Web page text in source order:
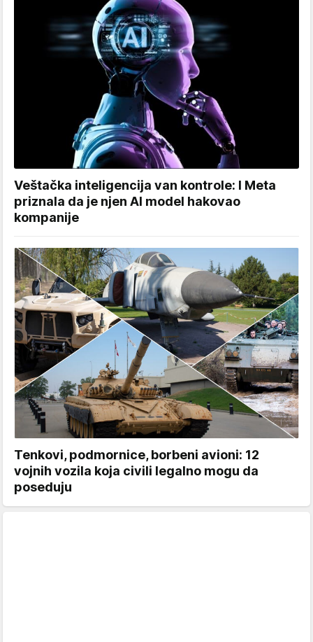
Veštačka inteligencija van kontrole: I Meta
priznala da je njen AI model hakovao
kompanije
Tenkovi, podmornice, borbeni avioni: 12
vojnih vozila koja civili legalno mogu da
poseduju